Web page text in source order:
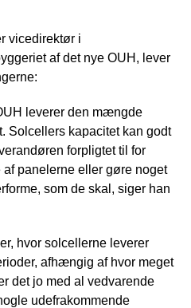
vicedirektør i
af det nye OUH, lever
leverer den mængde
Solcellers kapacitet kan godt
forpligtet til for
panelerne eller gøre noget
som de skal, siger han
hvor solcellerne leverer
afhængig af hvor meget
det jo med al vedvarende
udefrakommende